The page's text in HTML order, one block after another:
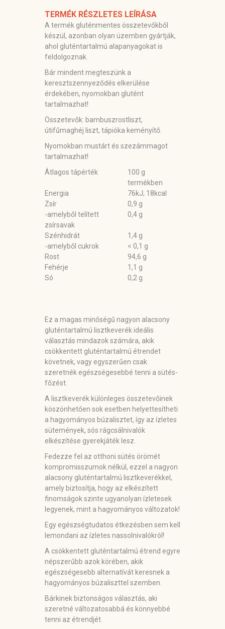
TERMÉK RÉSZLETES LEÍRÁSA
A termék gluténmentes összetevőkből
készül, azonban olyan üzemben gyártják,
ahol gluténtartalmú alapanyagokat is
feldolgoznak.
Bár mindent megteszünk a
keresztszennyeződés elkerülése
érdekében, nyomokban glutént
tartalmazhat!
Összetevők: bambuszrostliszt,
útifűmaghéj liszt, tápióka keményítő.
Nyomokban mustárt és szezámmagot
tartalmazhat!
Átlagos tápérték
100 g
termékben
Energia
76kJ; 18kcal
Zsír
0,9 g
-amelyből telített
zsírsavak
0,4 g
Szénhidrát
1,4 g
-amelyből cukrok
< 0,1 g
Rost
94,6 g
Fehérje
1,1 g
Só
0,2 g
Ez a magas minőségű nagyon alacsony
gluténtartalmú lisztkeverék ideális
választás mindazok számára, akik
csökkentett gluténtartalmú étrendet
követnek, vagy egyszerűen csak
szeretnék egészségesebbé tenni a sütés-
főzést.
A lisztkeverék különleges összetevőinek
köszönhetően sok esetben helyettesítheti
a hagyományos búzalisztet, így az ízletes
sütemények, sós rágcsálnivalók
elkészítése gyerekjáték lesz.
Fedezze fel az otthoni sütés örömét
kompromisszumok nélkül, ezzel a nagyon
alacsony gluténtartalmú lisztkeverékkel,
amely biztosítja, hogy az elkészített
finomságok szinte ugyanolyan ízletesek
legyenek, mint a hagyományos változatok!
Egy egészségtudatos étkezésben sem kell
lemondani az ízletes nassolnivalókról!
A csökkentett gluténtartalmú étrend egyre
népszerűbb azok körében, akik
egészségesebb alternatívát keresnek a
hagyományos búzaliszttel szemben.
Bárkinek biztonságos választás, aki
szeretné változatosabbá és könnyebbé
tenni az étrendjét.